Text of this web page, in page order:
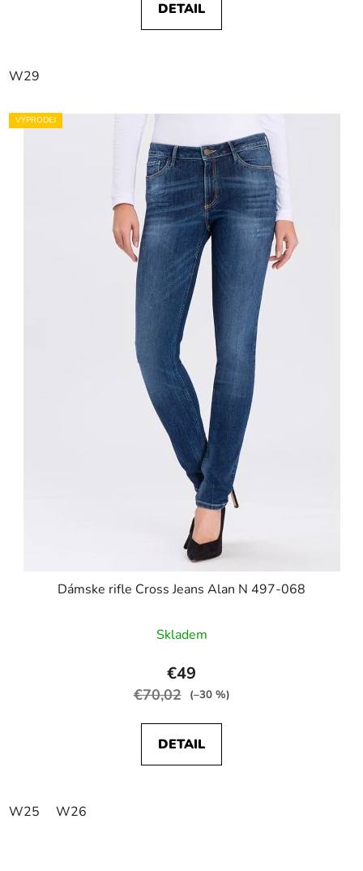
DETAIL
W29
VÝPRODEJ
Dámske rifle Cross Jeans Alan N 497-068
Skladem
€49
€70,02 (–30 %)
DETAIL
W25 W26